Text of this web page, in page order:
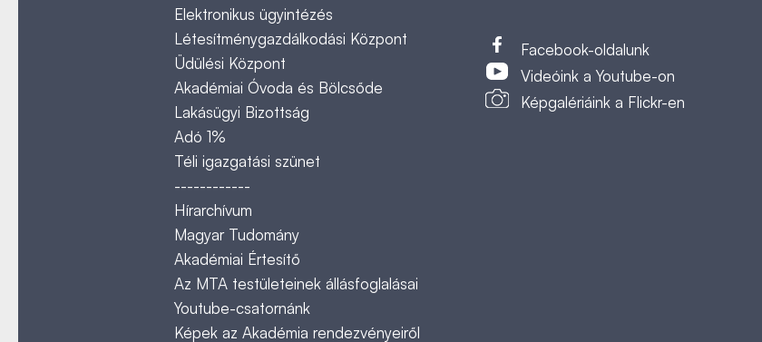
Elektronikus ügyintézés
Létesítménygazdálkodási Központ
Üdülési Központ
Akadémiai Óvoda és Bölcsőde
Lakásügyi Bizottság
Adó 1%
Téli igazgatási szünet
------------
Hírarchívum
Magyar Tudomány
Akadémiai Értesítő
Az MTA testületeinek állásfoglalásai
Youtube-csatornánk
Képek az Akadémia rendezvényeiről
Facebook-oldalunk
Videóink a Youtube-on
Képgalériáink a Flickr-en